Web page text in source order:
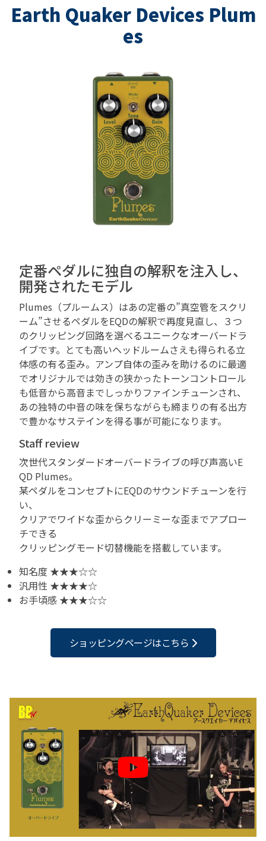
Earth Quaker Devices Plum
es
定番ペダルに独自の解釈を注入し、
開発されたモデル
Plumes（プルームス）はあの定番の”真空管をスクリ
ーム”させるペダルをEQDの解釈で再度見直し、３つ
のクリッピング回路を選べるユニークなオーバードラ
イブです。とても高いヘッドルームさえも得られる立
体感の有る歪み。アンプ自体の歪みを助けるのに最適
でオリジナルでは効きの狭かったトーンコントロール
も低音から高音までしっかりファインチューンされ、
あの独特の中音の味を保ちながらも締まりの有る出方
で豊かなサステインを得る事が可能になります。
Staff review
次世代スタンダードオーバードライブの呼び声高いE
QD Plumes。
某ペダルをコンセプトにEQDのサウンドチューンを行
い、
クリアでワイドな歪からクリーミーな歪までアプロー
チできる
クリッピングモード切替機能を搭載しています。
知名度 ★★★☆☆
汎用性 ★★★★☆
お手頃感 ★★★☆☆
ショッピングページはこちら